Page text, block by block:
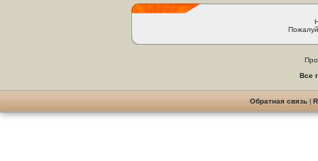
Все
Обратная связь